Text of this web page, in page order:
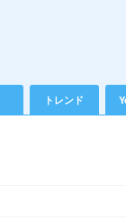
トレンド